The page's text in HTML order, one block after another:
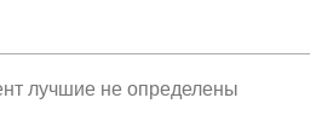
лучшие не определены